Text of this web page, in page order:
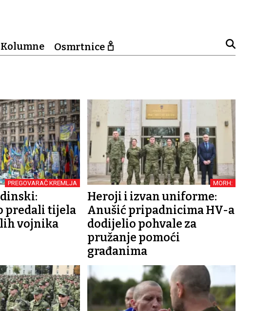
Kolumne Osmrtnice
PREGOVARAČ KREMLJA
predali tijela
vojnika
MORH:
Heroji i izvan uniforme:
Anušić pripadnicima HV-a
dodijelio pohvale za
pružanje pomoći
građanima